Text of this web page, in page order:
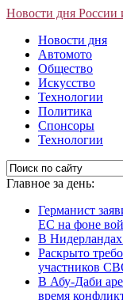
Новости дня России
Новости дня
Автомото
Общество
Искусство
Технологии
Политика
Спонсоры
Технологии
Главное за день:
Германист
ЕС на фоне
В
Раскрыто
участников
В Абу-Даби
время